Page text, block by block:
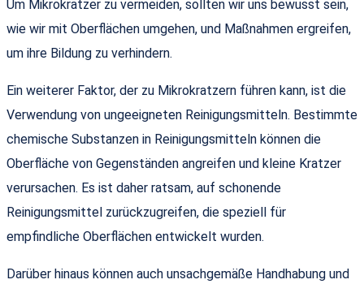
Um Mikrokratzer zu vermeiden, sollten wir uns bewusst sein,
wie wir mit Oberflächen umgehen, und Maßnahmen ergreifen,
um ihre Bildung zu verhindern.
Ein weiterer Faktor, der zu Mikrokratzern führen kann, ist die
Verwendung von ungeeigneten Reinigungsmitteln. Bestimmte
chemische Substanzen in Reinigungsmitteln können die
Oberfläche von Gegenständen angreifen und kleine Kratzer
verursachen. Es ist daher ratsam, auf schonende
Reinigungsmittel zurückzugreifen, die speziell für
empfindliche Oberflächen entwickelt wurden.
Darüber hinaus können auch unsachgemäße Handhabung und